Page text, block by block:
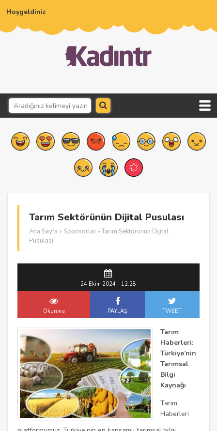
Hoşgeldiniz
Tarım Sektörünün Dijital Pusulası
Ana Sayfa » Sponsorlar » Tarım Sektörünün Dijital
Pusulası
24 Ekim 2024 - 12:28
Okunma PAYLAŞ TWEET
Tarım
Haberleri:
Türkiye’nin
Tarımsal
Bilgi
Kaynağı
Tarım
Haberleri